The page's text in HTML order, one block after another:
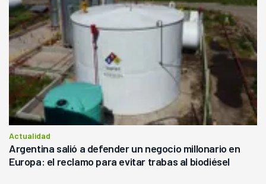
Actualidad
Argentina salió a defender un negocio millonario en
Europa: el reclamo para evitar trabas al biodiésel